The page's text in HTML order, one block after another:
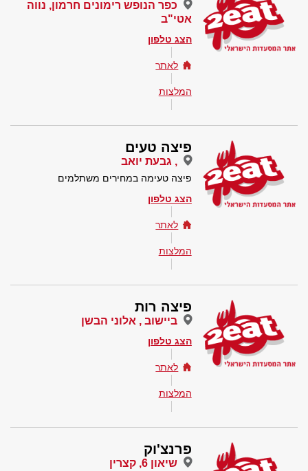
כפר הנופש רימונים חרמון, נווה
אטי"ב
הצג טלפון
לאתר
המלצות
פיצה טעים
, גבעת יואב
פיצה טעימה במחירים משתלמים
הצג טלפון
לאתר
המלצות
פיצה רות
ביישוב , אלוני הבשן
הצג טלפון
לאתר
המלצות
פרנצ'וק
שיאון 6, קצרין